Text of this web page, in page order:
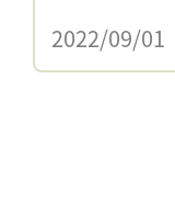
2022/09/01